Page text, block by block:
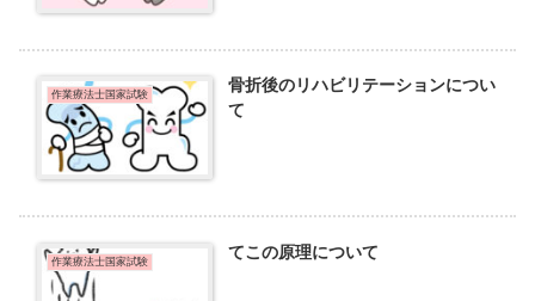
作業療法士国家試験
骨折後のリハビリテーションについ
て
作業療法士国家試験 てこの原理について